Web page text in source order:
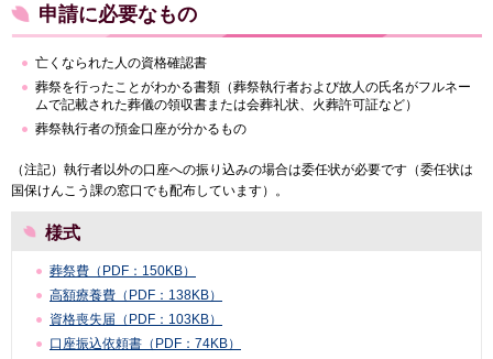
申請に必要なもの
亡くなられた人の資格確認書
葬祭を行ったことがわかる書類（葬祭執行者および故人の氏名がフルネー
ムで記載された葬儀の領収書または会葬礼状、火葬許可証など）
葬祭執行者の預金口座が分かるもの
（注記）執行者以外の口座への振り込みの場合は委任状が必要です（委任状は
国保けんこう課の窓口でも配布しています）。
様式
葬祭費（PDF：150KB）
高額療養費（PDF：138KB）
資格喪失届（PDF：103KB）
口座振込依頼書（PDF：74KB）